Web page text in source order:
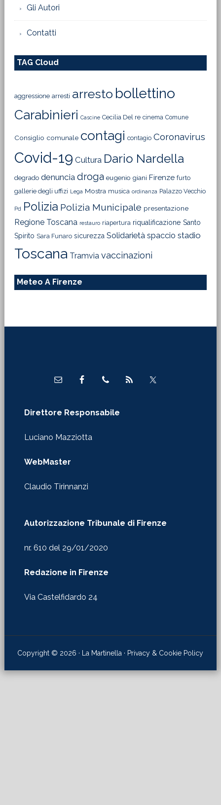
Gli Autori
Contatti
TAG Cloud
aggressione arresti arresto bollettino
Carabinieri Cascine Cecilia Del re cinema Comune
Consiglio comunale contagi contagio Coronavirus
Covid-19 Cultura Dario Nardella
degrado denuncia droga eugenio giani Firenze furto
gallerie degli uffizi Lega Mostra musica ordinanza Palazzo Vecchio
Pd Polizia Polizia Municipale presentazione
Regione Toscana restauro riapertura riqualificazione Santo
Spirito Sara Funaro sicurezza Solidarietà spaccio stadio
Toscana Tramvia vaccinazioni
Meteo A Firenze
Direttore Responsabile
Luciano Mazziotta
WebMaster
Claudio Tirinnanzi
Autorizzazione Tribunale di Firenze
nr. 610 del 29/01/2020
Redazione in Firenze
Via Castelfidardo 24
Copyright © 2026 · La Martinella · Privacy & Cookie Policy